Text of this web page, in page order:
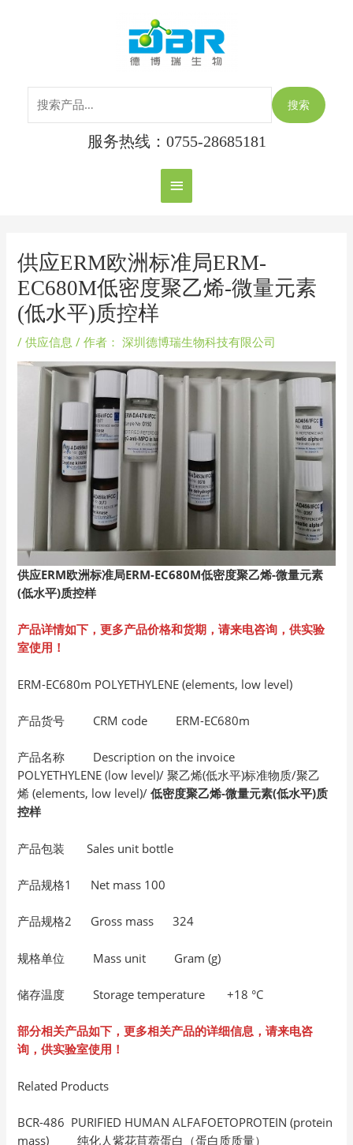
主
菜
单
搜索
服务热线：0755-28685181
供应ERM欧洲标准局ERM-
EC680M低密度聚乙烯-微量元素
(低水平)质控样
/供应信息 / 作者： 深圳德博瑞生物科技有限公司
供应ERM欧洲标准局ERM-EC680M低密度聚乙烯-微量元素
(低水平)质控样
产品详情如下，更多产品价格和货期，请来电咨询，供实验
室使用！
ERM-EC680m POLYETHYLENE (elements, low level)
产品货号 CRM code ERM-EC680m
产品名称 Description on the invoice
POLYETHYLENE (low level)/ 聚乙烯(低水平)标准物质/聚乙
烯 (elements, low level)/低密度聚乙烯-微量元素(低水平)质
控样
产品包装 Sales unit bottle
产品规格1 Net mass 100
产品规格2 Gross mass 324
规格单位 Mass unit Gram (g)
储存温度 Storage temperature +18 °C
部分相关产品如下，更多相关产品的详细信息，请来电咨
询，供实验室使用！
Related Products
BCR-486 PURIFIED HUMAN ALFAFOETOPROTEIN (protein
mass) 纯化人紫花苜蓿蛋白（蛋白质质量）